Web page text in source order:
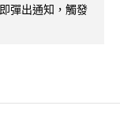
彈出通知，觸發